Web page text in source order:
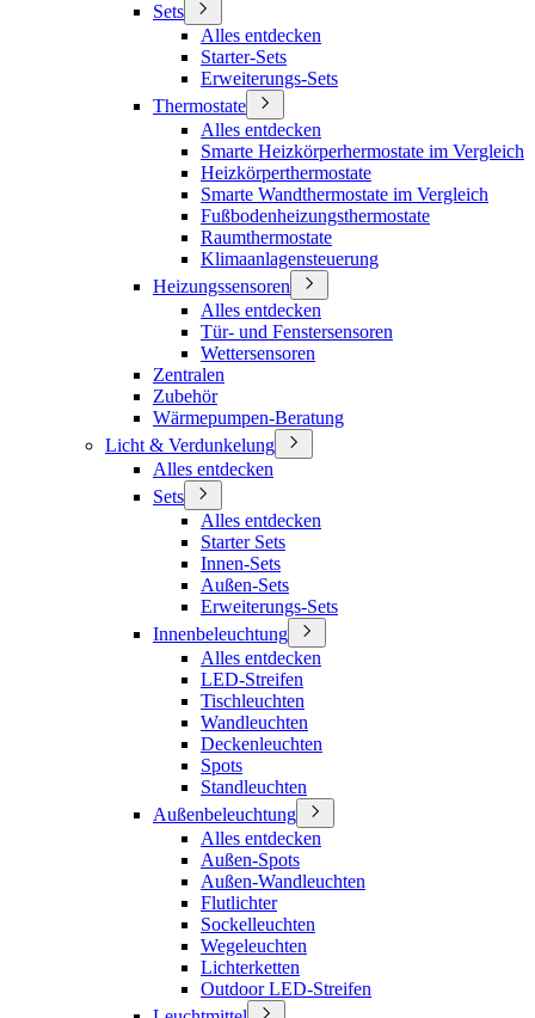
Sets
Alles entdecken
Starter-Sets
Erweiterungs-Sets
Thermostate
Alles entdecken
Smarte Heizkörperhermostate im Vergleich
Heizkörperthermostate
Smarte Wandthermostate im Vergleich
Fußbodenheizungsthermostate
Raumthermostate
Klimaanlagensteuerung
Heizungssensoren
Alles entdecken
Tür- und Fenstersensoren
Wettersensoren
Zentralen
Zubehör
Wärmepumpen-Beratung
Licht & Verdunkelung
Alles entdecken
Sets
Alles entdecken
Starter Sets
Innen-Sets
Außen-Sets
Erweiterungs-Sets
Innenbeleuchtung
Alles entdecken
LED-Streifen
Tischleuchten
Wandleuchten
Deckenleuchten
Spots
Standleuchten
Außenbeleuchtung
Alles entdecken
Außen-Spots
Außen-Wandleuchten
Flutlichter
Sockelleuchten
Wegeleuchten
Lichterketten
Outdoor LED-Streifen